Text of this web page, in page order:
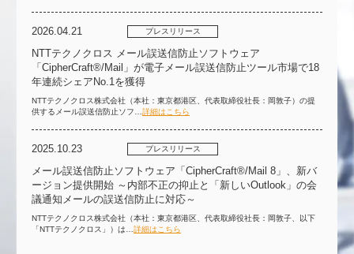
2026.04.21 プレスリリース
NTTテクノクロス メール誤送信防止ソフトウェア
「CipherCraft®/Mail」が電子メール誤送信防止ツール市場で18
年連続シェアNo.1を獲得
NTTテクノクロス株式会社（本社：東京都港区、代表取締役社長：岡敦子）の提
供するメール誤送信防止ソフ…詳細はこちら
2025.10.23 プレスリリース
メール誤送信防止ソフトウェア「CipherCraft®/Mail 8」、新バ
ージョン提供開始 ～内部不正の抑止と「新しいOutlook」の会
議通知メールの誤送信防止に対応～
NTTテクノクロス株式会社（本社：東京都港区、代表取締役社長：岡敦子、以下
「NTTテクノクロス」）は…詳細はこちら